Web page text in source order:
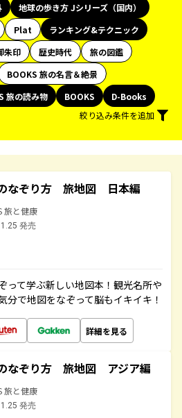
地球の歩き方 Jシリーズ（国内）
Plat
ランキング&テクニック
朱印 歴史時代
旅の図鑑
BOOKS 旅の名言＆絶景
旅の読み物 BOOKS
D-Books
絞り込み条件を追加
なぞり方 旅地図 日本編
旅と健康
発売
って学ぶ新しい地図本！観光名所や
分で地図をなぞって脳もイキイキ！
詳細を見る
なぞり方 旅地図 アジア編
旅と健康
発売